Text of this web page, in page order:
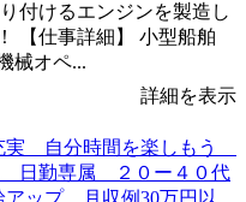
付けるエンジンを製造し
【仕事詳細】 小型船舶
械オペ...
詳細を表示